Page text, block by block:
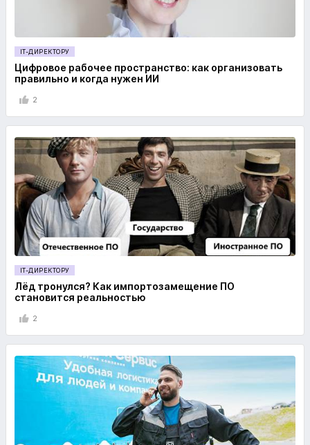
IT-ДИРЕКТОРУ
Цифровое рабочее пространство: как организовать
правильно и когда нужен ИИ
2
IT-ДИРЕКТОРУ
Лёд тронулся? Как импортозамещение ПО
становится реальностью
2